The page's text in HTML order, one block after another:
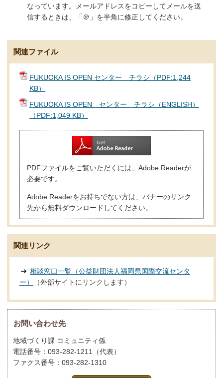
なっています。メールアドレスをコピーしてメールを送
信するときは、「＠」を半角に修正してください。
関連ファイル
FUKUOKA IS OPEN センター チラシ（PDF:1,244
KB）
FUKUOKA IS OPEN センター チラシ（ENGLISH）
（PDF:1,049 KB）
PDFファイルをご覧いただくには、Adobe Readerが
必要です。
Adobe Readerをお持ちでない方は、バナーのリンク
先から無料ダウンロードしてください。
関連リンク
相談窓口一覧（公益財団法人福岡県国際交流センタ
ー）
（外部サイトにリンクします）
お問い合わせ先
地域づくり課 コミュニティ係
電話番号：093-282-1211（代表）
ファクス番号：093-282-1310